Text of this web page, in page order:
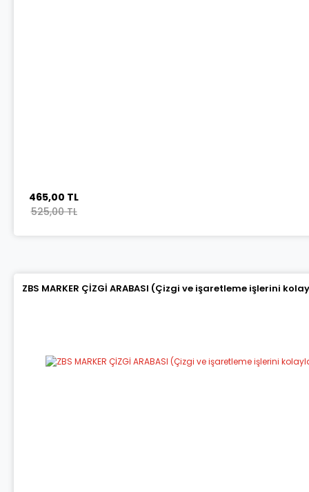
465,00 TL
525,00 TL
ZBS MARKER ÇİZGİ ARABASI (Çizgi ve işaretleme işlerini